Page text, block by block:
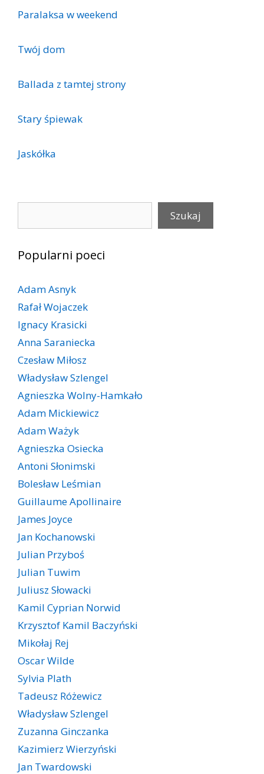
Paralaksa w weekend
Twój dom
Ballada z tamtej strony
Stary śpiewak
Jaskółka
Szukaj
Popularni poeci
Adam Asnyk
Rafał Wojaczek
Ignacy Krasicki
Anna Saraniecka
Czesław Miłosz
Władysław Szlengel
Agnieszka Wolny-Hamkało
Adam Mickiewicz
Adam Ważyk
Agnieszka Osiecka
Antoni Słonimski
Bolesław Leśmian
Guillaume Apollinaire
James Joyce
Jan Kochanowski
Julian Przyboś
Julian Tuwim
Juliusz Słowacki
Kamil Cyprian Norwid
Krzysztof Kamil Baczyński
Mikołaj Rej
Oscar Wilde
Sylvia Plath
Tadeusz Różewicz
Władysław Szlengel
Zuzanna Ginczanka
Kazimierz Wierzyński
Jan Twardowski